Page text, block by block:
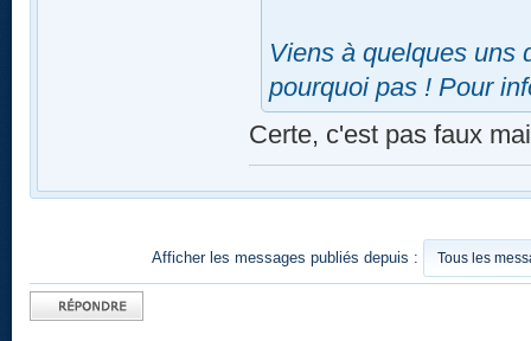
Viens à quelques uns
pourquoi pas ! Pour
Certe, c'est pas faux
Afficher les messages publiés depuis :
Publier une
réponse